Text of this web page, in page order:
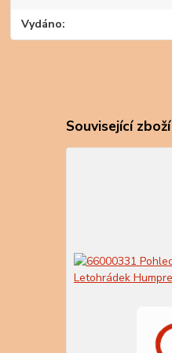
Vydáno
Související zboží